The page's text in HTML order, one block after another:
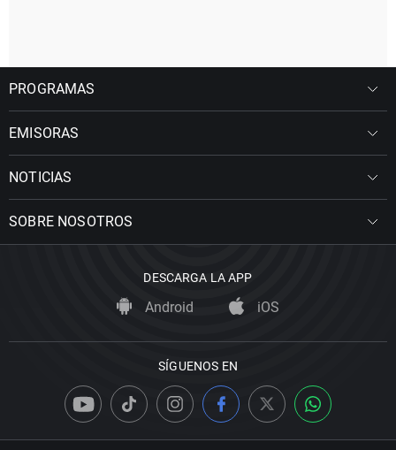
PROGRAMAS
EMISORAS
NOTICIAS
SOBRE NOSOTROS
DESCARGA LA APP
Android iOS
SÍGUENOS EN